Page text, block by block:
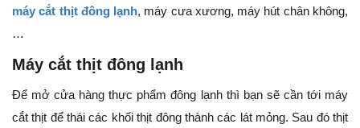
máy cắt thịt đông lạnh, máy cưa xương, máy hút chân không,
…
Máy cắt thịt đông lạnh
Để mở cửa hàng thực phẩm đông lạnh thì bạn sẽ cần tới máy
cắt thịt để thái các khối thịt đông thành các lát mỏng. Sau đó thịt